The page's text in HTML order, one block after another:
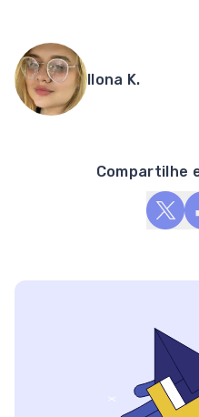
Ilona K.
Compartilhe